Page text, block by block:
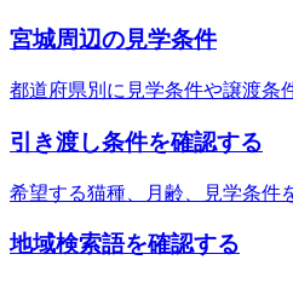
宮城周辺の見学条件
都道府県別に見学条件や譲渡条
引き渡し条件を確認する
希望する猫種、月齢、見学条件
地域検索語を確認する